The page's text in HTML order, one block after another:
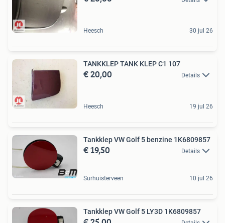
Heesch 30 jul 26
TANKKLEP TANK KLEP C1 107
€ 20,00 Details
Heesch 19 jul 26
Tankklep VW Golf 5 benzine 1K6809857
€ 19,50 Details
Surhuisterveen 10 jul 26
Tankklep VW Golf 5 LY3D 1K6809857